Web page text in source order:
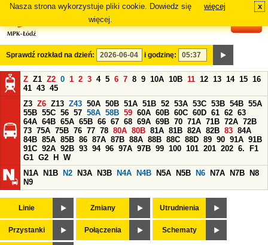
Nasza strona wykorzystuje pliki cookie. Dowiedz się
więcej.
więcej x
Sprawdź rozkład na dzień: i godzinę:
Z Z1 Z2 0 1 2 3 4 5 6 7 8 9 10A 10B 11 12 13 14 15 16
41 43 45
Z3 Z6 Z13 Z43 50A 50B 51A 51B 52 53A 53C 53B 54B 55A
55B 55C 56 57 58A 58B 59 60A 60B 60C 60D 61 62 63
64A 64B 65A 65B 66 67 68 69A 69B 70 71A 71B 72A 72B
73 75A 75B 76 77 78 80A 80B 81A 81B 82A 82B 83 84A
84B 85A 85B 86 87A 87B 88A 88B 88C 88D 89 90 91A 91B
91C 92A 92B 93 94 96 97A 97B 99 100 101 201 202 6.
F1
G1 G2 H
W
N1A
N1B N2 N3A N3B N4A N4B N5A N5B N6 N7A N7B
N8
N9
Linie Zmiany Utrudnienia
Przystanki Połączenia Schematy